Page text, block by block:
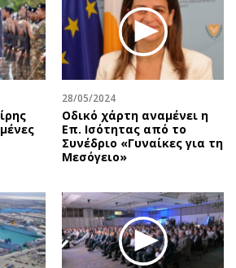
28/05/2024
Οδικό χάρτη αναμένει η
Επ. Ισότητας από το
Συνέδριο «Γυναίκες για τη
Μεσόγειο»